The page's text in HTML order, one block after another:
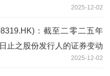
2025-12-02
：截至二零二五年
止之股份发行人的证券变动
2025-12-02